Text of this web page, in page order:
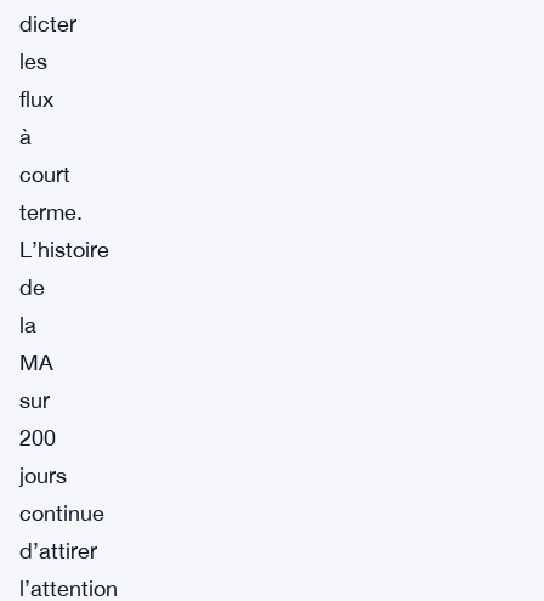
dicter
les
flux
à
court
terme.
L’histoire
de
la
MA
sur
200
jours
continue
d’attirer
l’attention